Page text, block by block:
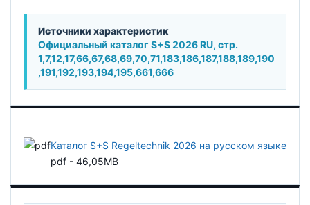
Источники характеристик
Официальный каталог S+S 2026 RU, стр.
1,7,12,17,66,67,68,69,70,71,183,186,187,188,189,190
,191,192,193,194,195,661,666
Каталог S+S Regeltechnik 2026 на русском языке
pdf - 46,05MB